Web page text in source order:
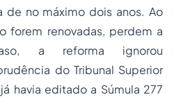
de no máximo dois anos. Ao
forem renovadas, perdem a
a reforma ignorou
do Tribunal Superior
havia editado a Súmula 277